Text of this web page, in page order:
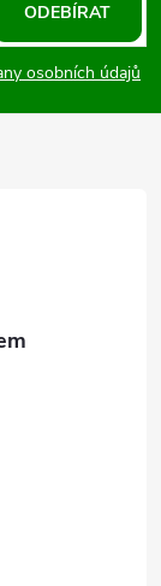
osobních údajů
ODEBÍRAT